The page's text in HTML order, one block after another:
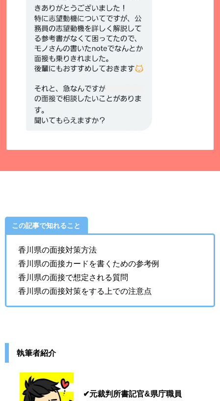
この記事で知れること
香川県の面接対策方法
香川県の面接カードを書くための参考例
香川県の面接で想定される質問
香川県の面接対策をする上での注意点
執筆者紹介
✔元裁判所書記官&県庁職員